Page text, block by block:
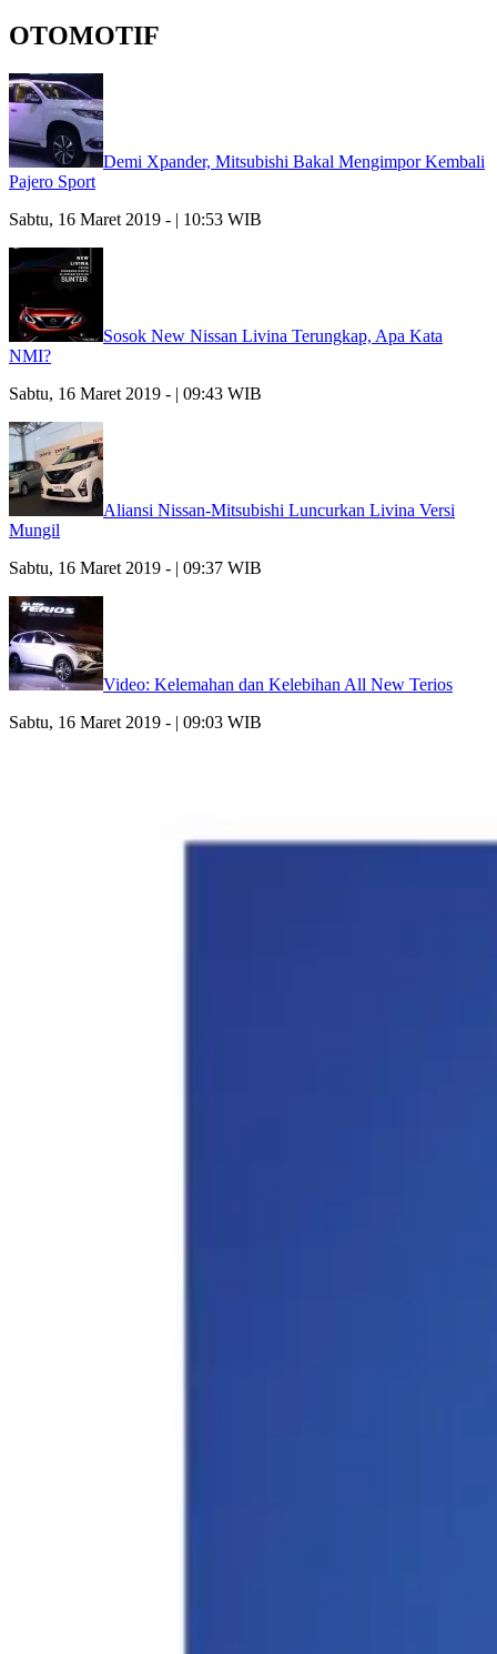
OTOMOTIF
Demi Xpander, Mitsubishi Bakal Mengimpor Kembali
Pajero Sport
Sabtu, 16 Maret 2019 - | 10:53 WIB
Sosok New Nissan Livina Terungkap, Apa Kata
NMI?
Sabtu, 16 Maret 2019 - | 09:43 WIB
Aliansi Nissan-Mitsubishi Luncurkan Livina Versi
Mungil
Sabtu, 16 Maret 2019 - | 09:37 WIB
Video: Kelemahan dan Kelebihan All New Terios
Sabtu, 16 Maret 2019 - | 09:03 WIB